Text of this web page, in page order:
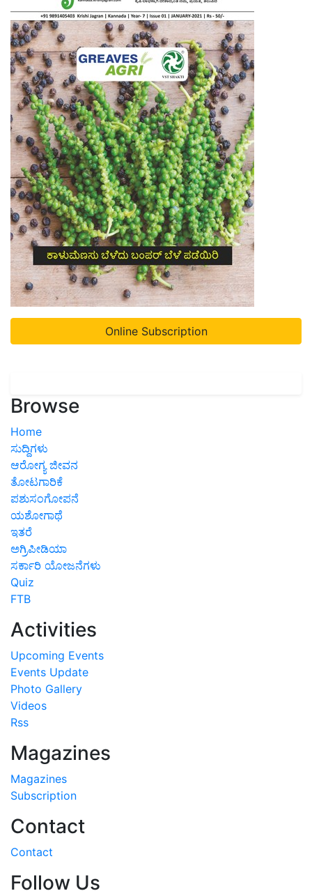
Online Subscription
Browse
Home
ಸುದ್ದಿಗಳು
ಆರೋಗ್ಯ ಜೀವನ
ತೋಟಗಾರಿಕೆ
ಪಶುಸಂಗೋಪನೆ
ಯಶೋಗಾಥೆ
ಇತರೆ
ಅಗ್ರಿಪೀಡಿಯಾ
ಸರ್ಕಾರಿ ಯೋಜನೆಗಳು
Quiz
FTB
Activities
Upcoming Events
Events Update
Photo Gallery
Videos
Rss
Magazines
Magazines
Subscription
Contact
Contact
Follow Us